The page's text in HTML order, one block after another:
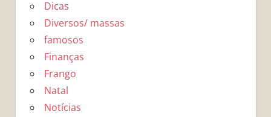
Dicas
Diversos/ massas
famosos
Finanças
Frango
Natal
Notícias